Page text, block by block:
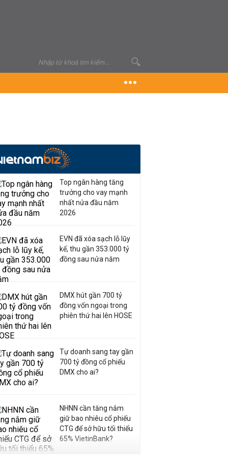
Top ngân hàng tăng
trưởng cho vay mạnh
nhất nửa đầu năm
2026
EVN đã xóa sạch lỗ lũy
kế, thu gần 353.000 tỷ
đồng sau nửa năm
DMX hút gần 700 tỷ
đồng vốn ngoại trong
phiên thứ hai lên HOSE
Tự doanh sang tay gần
700 tỷ đồng cổ phiếu
DMX cho ai?
NHNN cần tăng nắm
giữ bao nhiêu cổ phiếu
CTG để sở hữu tối thiểu
65% VietinBank?